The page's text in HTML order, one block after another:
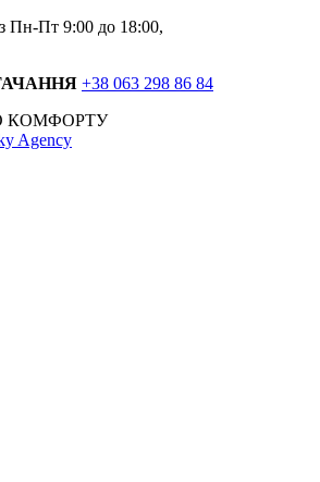
Пн-Пт 9:00 до 18:00,
+38 063 298 86 84
КОМФОРТУ